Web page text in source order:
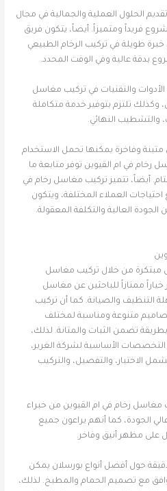
الحلول العملية والجمالية في مجال
فريداً ومتميزاً. أيضاً، يتكون فريق
طويلة في تركيب الرخام الطبيعي
بدقة عالية وفي الوقت المحدد.
والتقنيات في تركيب مغاسل
وكذلك تلتزم بتوفير خدمة متكاملة
والتشطيب النهائي.
وفاخرة يمكنها تحمل الاستخدام
رخام في ام القيوين توفر متابعة ما
أيضاً، تتميز تركيب مغاسل رخام في
العملاء المختلفة، ويتكون
العالية والتكلفة المعقولة.
مبتكرة من خلال تركيب مغاسل
خياراً ممتازاً للباحثين عن مغاسل
التنظيف والصيانة. كما أن تركيب
متنوعة ومناسبة لمختلف
تضمن الثبات والمتانة. لذلك،
الأساسية لشركة الغرير،
الاختيار، والتفصيل، والتركيب
مغاسل رخام في ام القيوين من خبراء
الجودة، كما أنهم يراعون جميع
على مظهر أنيق وفاخر.
حول أفضل أنواع بورسلان يمكن
مع تصميم الحمام والمطبخ. لذلك،